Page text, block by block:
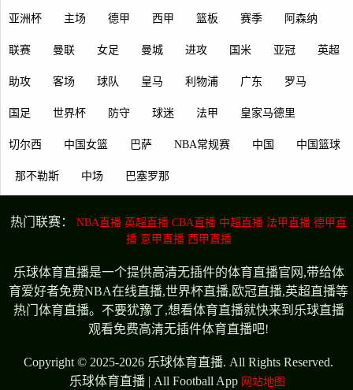
亚洲杯 主场 德甲 西甲 篮板 赛季 阿森纳
联赛 曼联 女足 曼城 进攻 国米 亚冠 英超
助攻 客场 球队 皇马 利物浦 广东 罗马
国足 世界杯 防守 球迷 法甲 皇家马德里
切尔西 中国女篮 巴萨 NBA常规赛 中国 中国篮球
那不勒斯 中场 巴塞罗那
热门联赛： NBA直播 英超直播 CBA直播 中超直播 法甲直播 德甲直
播 意甲直播 西甲直播
乐球体育直播是一个提供高清无插件的体育直播官网,带给体
育爱好者免费NBA在线直播,世界杯直播,欧冠直播,英超直播等
热门体育直播。不要犹豫了,想看体育直播就快来到乐球直播
观看免费高清无插件体育直播吧!
Copyright © 2025-2026 乐球体育直播. All Rights Reserved.
乐球体育直播 | All Football App 网站地图